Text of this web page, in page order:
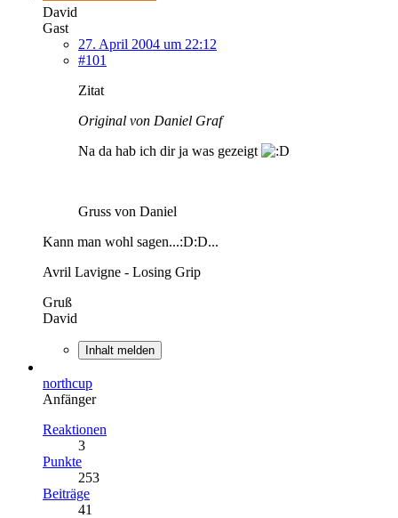
David
Gast
27. April 2004 um 22:12
#101
Zitat
Original von Daniel Graf
Na da hab ich dir ja was gezeigt
Gruss von Daniel
Kann man wohl sagen...:D:D...
Avril Lavigne - Losing Grip
Gruß
David
Inhalt melden
northcup
Anfänger
Reaktionen
3
Punkte
253
Beiträge
41